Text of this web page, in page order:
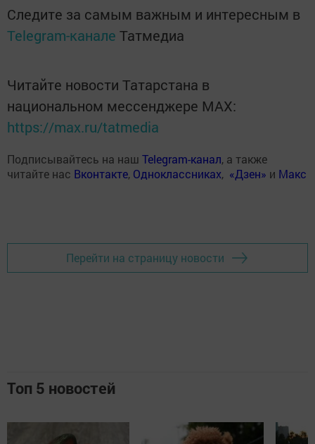
Следите за самым важным и интересным в
Telegram-канале Татмедиа
Читайте новости Татарстана в
национальном мессенджере MАХ:
https://max.ru/tatmedia
Подписывайтесь на наш Telegram-канал, а также
читайте нас Вконтакте, Одноклассниках, «Дзен» и Макс
Перейти на страницу новости
Топ 5 новостей